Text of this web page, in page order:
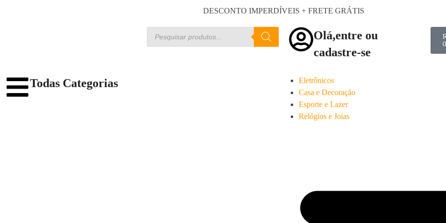
DESCONTO IMPERDÍVEIS + FRETE GRÁTIS
Olá,entre ou
cadastre-se
0
Todas Categorias
Eletrônicos
Casa e Decoração
Esporte e Lazer
Relógios e Joias